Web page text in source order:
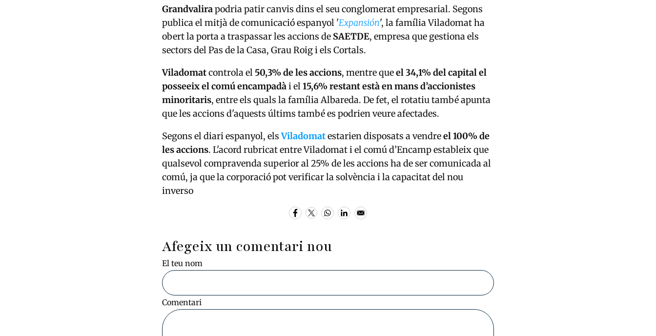
Grandvalira podria patir canvis dins el seu conglomerat empresarial. Segons
publica el mitjà de comunicació espanyol 'Expansión', la família Viladomat ha
obert la porta a traspassar les accions de SAETDE, empresa que gestiona els
sectors del Pas de la Casa, Grau Roig i els Cortals.
Viladomatcontrola el 50,3% de les accions, mentre queel 34,1% del capital el
posseeix el comú encampadà i el 15,6% restant està en mans d’accionistes
minoritaris, entre els quals la família Albareda. De fet, el rotatiu també apunta
que les accions d'aquests últims també es podrien veure afectades.
Segons el diari espanyol, elsViladomatestarien disposats a vendreel 100% de
les accions. L'acord rubricat entre Viladomat i el comú d’Encamp estableix que
qualsevol compravenda superior al 25% de les accions ha de ser comunicada al
comú, ja que la corporació pot verificar la solvència i la capacitat del nou
inverso
Afegeix un comentari nou
El teu nom
Comentari